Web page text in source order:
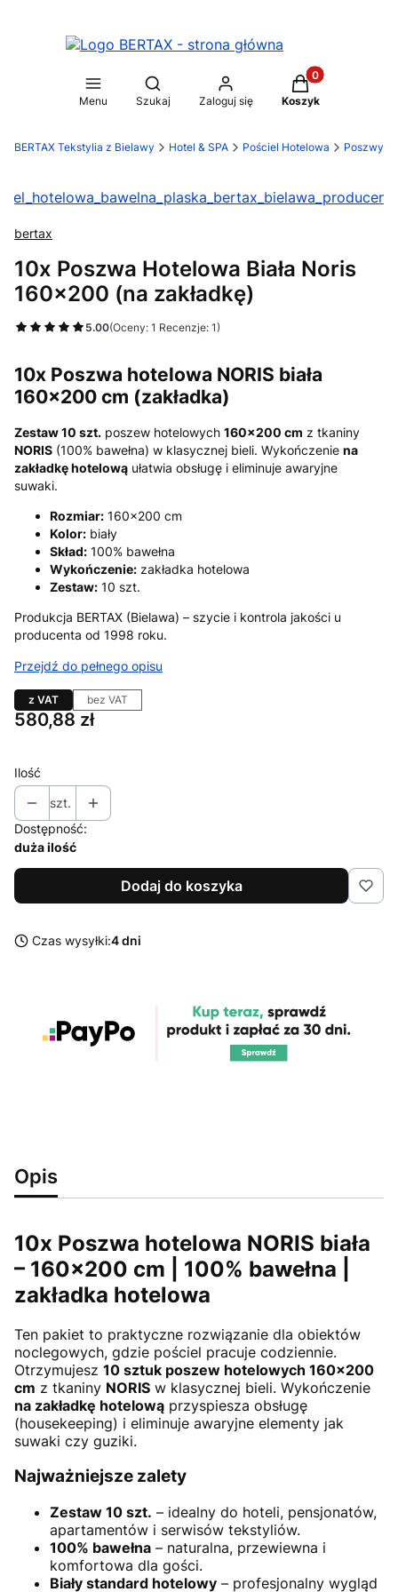
Menu
Otwórz wyszukiwarkę
Szukaj Zaloguj się
Produkty w
Koszyk
BERTAX Tekstylia z Bielawy Hotel & SPA Pościel Hotelowa Poszwy
bertax
10x Poszwa Hotelowa Biała Noris
160x200 (na zakładkę)
5.00(Oceny: 1 Recenzje: 1)
10x Poszwa hotelowa NORIS biała
160×200 cm (zakładka)
Zestaw 10 szt. poszew hotelowych 160×200 cm z tkaniny
NORIS (100% bawełna) w klasycznej bieli. Wykończenie na
zakładkę hotelową ułatwia obsługę i eliminuje awaryjne
suwaki.
Rozmiar: 160×200 cm
Kolor: biały
Skład: 100% bawełna
Wykończenie: zakładka hotelowa
Zestaw: 10 szt.
Produkcja BERTAX (Bielawa) – szycie i kontrola jakości u
producenta od 1998 roku.
Przejdź do pełnego opisu
z VAT bez VAT
Cena
580,88 zł
Ilość
szt.
Dostępność:
duża ilość
Dodaj do koszyka
Czas wysyłki:4 dni
Opis
10x Poszwa hotelowa NORIS biała
– 160×200 cm | 100% bawełna |
zakładka hotelowa
Ten pakiet to praktyczne rozwiązanie dla obiektów
noclegowych, gdzie pościel pracuje codziennie.
Otrzymujesz 10 sztuk poszew hotelowych 160×200
cm z tkaniny NORIS w klasycznej bieli. Wykończenie
na zakładkę hotelową przyspiesza obsługę
(housekeeping) i eliminuje awaryjne elementy jak
suwaki czy guziki.
Najważniejsze zalety
Zestaw 10 szt. – idealny do hoteli, pensjonatów,
apartamentów i serwisów tekstyliów.
100% bawełna – naturalna, przewiewna i
komfortowa dla gości.
Biały standard hotelowy – profesjonalny wygląd